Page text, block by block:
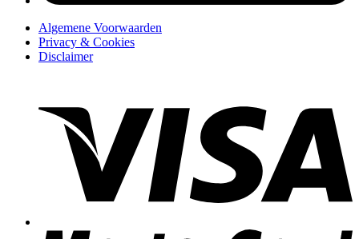
Algemene Voorwaarden
Privacy & Cookies
Disclaimer